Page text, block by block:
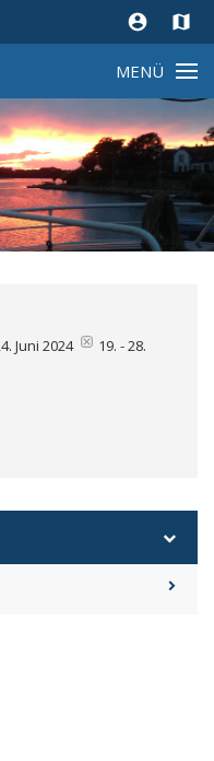
account_circle map
MENÜ
Juni 2024
19. - 28.